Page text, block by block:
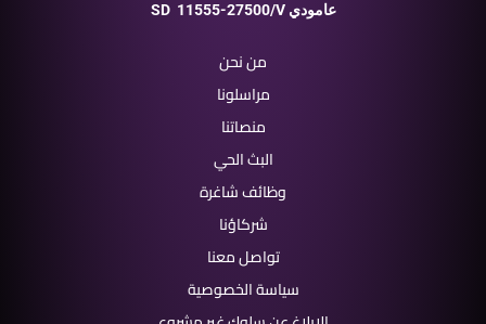
SD 11555-27500/V عامودي
من نحن
مراسلونا
منصاتنا
البث الحي
وظائف شاغرة
شركاؤنا
تواصل معنا
سياسة الخصوصية